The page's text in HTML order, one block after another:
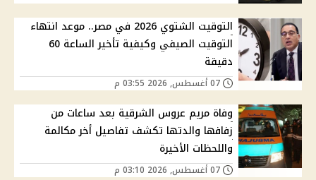
التوقيت الشتوي 2026 في مصر.. موعد انتهاء
التوقيت الصيفي وكيفية تأخير الساعة 60
دقيقة
وفاة مريم عروس الشرقية بعد ساعات من
زفافها والدتها تكشف تفاصيل أخر مكالمة
واللحظات الأخيرة